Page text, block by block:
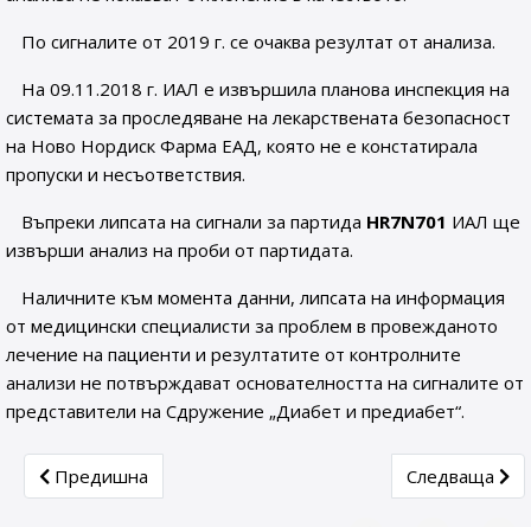
По сигналите от 2019 г. се очаква резултат от анализа.
На 09.11.2018 г. ИАЛ е извършила планова инспекция на
системата за проследяване на лекарствената безопасност
на Ново Нордиск Фарма ЕАД, която не е констатирала
пропуски и несъответствия.
Въпреки липсата на сигнали за партида HR7N701 ИАЛ ще
извърши анализ на проби от партидата.
Наличните към момента данни, липсата на информация
от медицински специалисти за проблем в провежданото
лечение на пациенти и резултатите от контролните
анализи не потвърждават основателността на сигналите от
представители на Сдружение „Диабет и предиабет“.
Previous article: Инструкции за управление на сигнали
Предишна Next article:
Следваща